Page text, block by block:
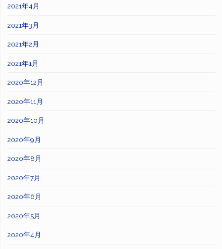
2021年4月
2021年3月
2021年2月
2021年1月
2020年12月
2020年11月
2020年10月
2020年9月
2020年8月
2020年7月
2020年6月
2020年5月
2020年4月